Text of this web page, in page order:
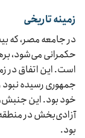
زمینه تاریخی
در جامعه مصر، که
حکمرانی می‌شود،
است. این اتفاق در
خود بود. این جنبش،
آزادی‌بخش در
بود.